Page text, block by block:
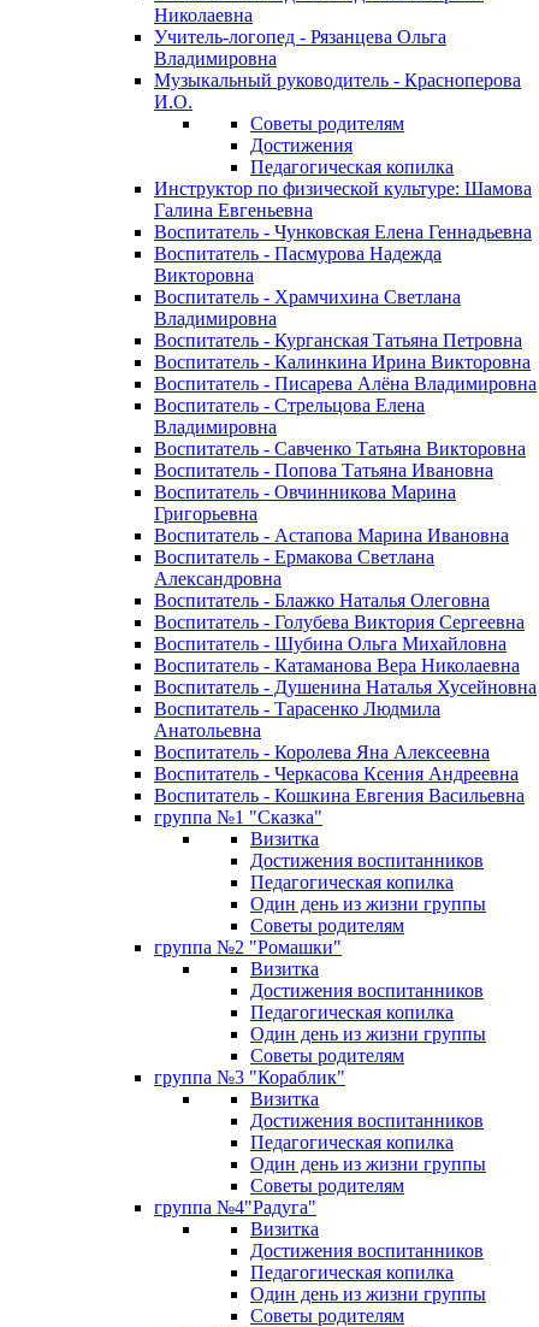
Николаевна
Учитель-логопед - Рязанцева Ольга
Владимировна
Музыкальный руководитель - Красноперова
И.О.
Советы родителям
Достижения
Педагогическая копилка
Инструктор по физической культуре: Шамова
Галина Евгеньевна
Воспитатель - Чунковская Елена Геннадьевна
Воспитатель - Пасмурова Надежда
Викторовна
Воспитатель - Храмчихина Светлана
Владимировна
Воспитатель - Курганская Татьяна Петровна
Воспитатель - Калинкина Ирина Викторовна
Воспитатель - Писарева Алёна Владимировна
Воспитатель - Стрельцова Елена
Владимировна
Воспитатель - Савченко Татьяна Викторовна
Воспитатель - Попова Татьяна Ивановна
Воспитатель - Овчинникова Марина
Григорьевна
Воспитатель - Астапова Марина Ивановна
Воспитатель - Ермакова Светлана
Александровна
Воспитатель - Блажко Наталья Олеговна
Воспитатель - Голубева Виктория Сергеевна
Воспитатель - Шубина Ольга Михайловна
Воспитатель - Катаманова Вера Николаевна
Воспитатель - Душенина Наталья Хусейновна
Воспитатель - Тарасенко Людмила
Анатольевна
Воспитатель - Королева Яна Алексеевна
Воспитатель - Черкасова Ксения Андреевна
Воспитатель - Кошкина Евгения Васильевна
группа №1 "Сказка"
Визитка
Достижения воспитанников
Педагогическая копилка
Один день из жизни группы
Советы родителям
группа №2 "Ромашки"
Визитка
Достижения воспитанников
Педагогическая копилка
Один день из жизни группы
Советы родителям
группа №3 "Кораблик"
Визитка
Достижения воспитанников
Педагогическая копилка
Один день из жизни группы
Советы родителям
группа №4"Радуга"
Визитка
Достижения воспитанников
Педагогическая копилка
Один день из жизни группы
Советы родителям